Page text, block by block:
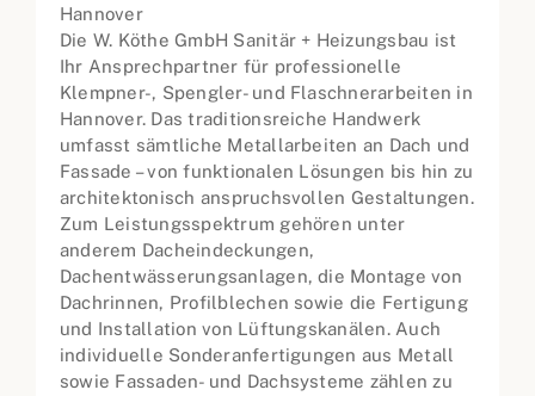
Hannover
Die W. Köthe GmbH Sanitär + Heizungsbau ist
Ihr Ansprechpartner für professionelle
Klempner-, Spengler- und Flaschnerarbeiten in
Hannover. Das traditionsreiche Handwerk
umfasst sämtliche Metallarbeiten an Dach und
Fassade – von funktionalen Lösungen bis hin zu
architektonisch anspruchsvollen Gestaltungen.
Zum Leistungsspektrum gehören unter
anderem Dacheindeckungen,
Dachentwässerungsanlagen, die Montage von
Dachrinnen, Profilblechen sowie die Fertigung
und Installation von Lüftungskanälen. Auch
individuelle Sonderanfertigungen aus Metall
sowie Fassaden- und Dachsysteme zählen zu